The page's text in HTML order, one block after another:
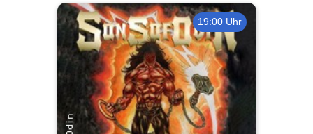
19:00 Uhr